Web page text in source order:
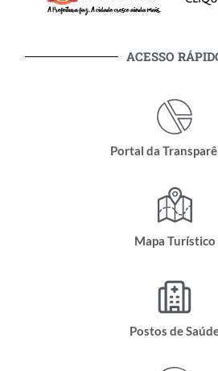
ACESSO
Portal da
Mapa Turístico
Postos de